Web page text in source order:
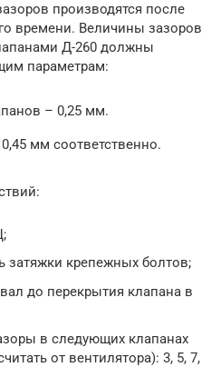
производятся после
времени. Величины зазоров
Д-260 должны
параметрам:
– 0,25 мм.
мм соответственно.
затяжки крепежных болтов;
до перекрытия клапана в
в следующих клапанах
от вентилятора): 3, 5, 7,